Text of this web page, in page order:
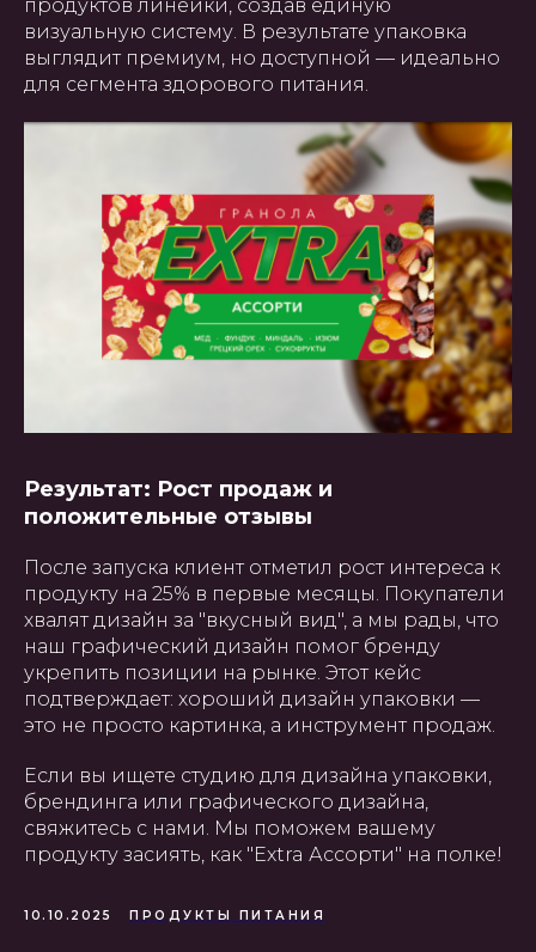
продуктов линейки, создав единую
визуальную систему. В результате упаковка
выглядит премиум, но доступной — идеально
для сегмента здорового питания.
Результат: Рост продаж и
положительные отзывы
После запуска клиент отметил рост интереса к
продукту на 25% в первые месяцы. Покупатели
хвалят дизайн за "вкусный вид", а мы рады, что
наш графический дизайн помог бренду
укрепить позиции на рынке. Этот кейс
подтверждает: хороший дизайн упаковки —
это не просто картинка, а инструмент продаж.
Если вы ищете студию для дизайна упаковки,
брендинга или графического дизайна,
свяжитесь с нами. Мы поможем вашему
продукту засиять, как "Extra Ассорти" на полке!
10.10.2025 ПРОДУКТЫ ПИТАНИЯ